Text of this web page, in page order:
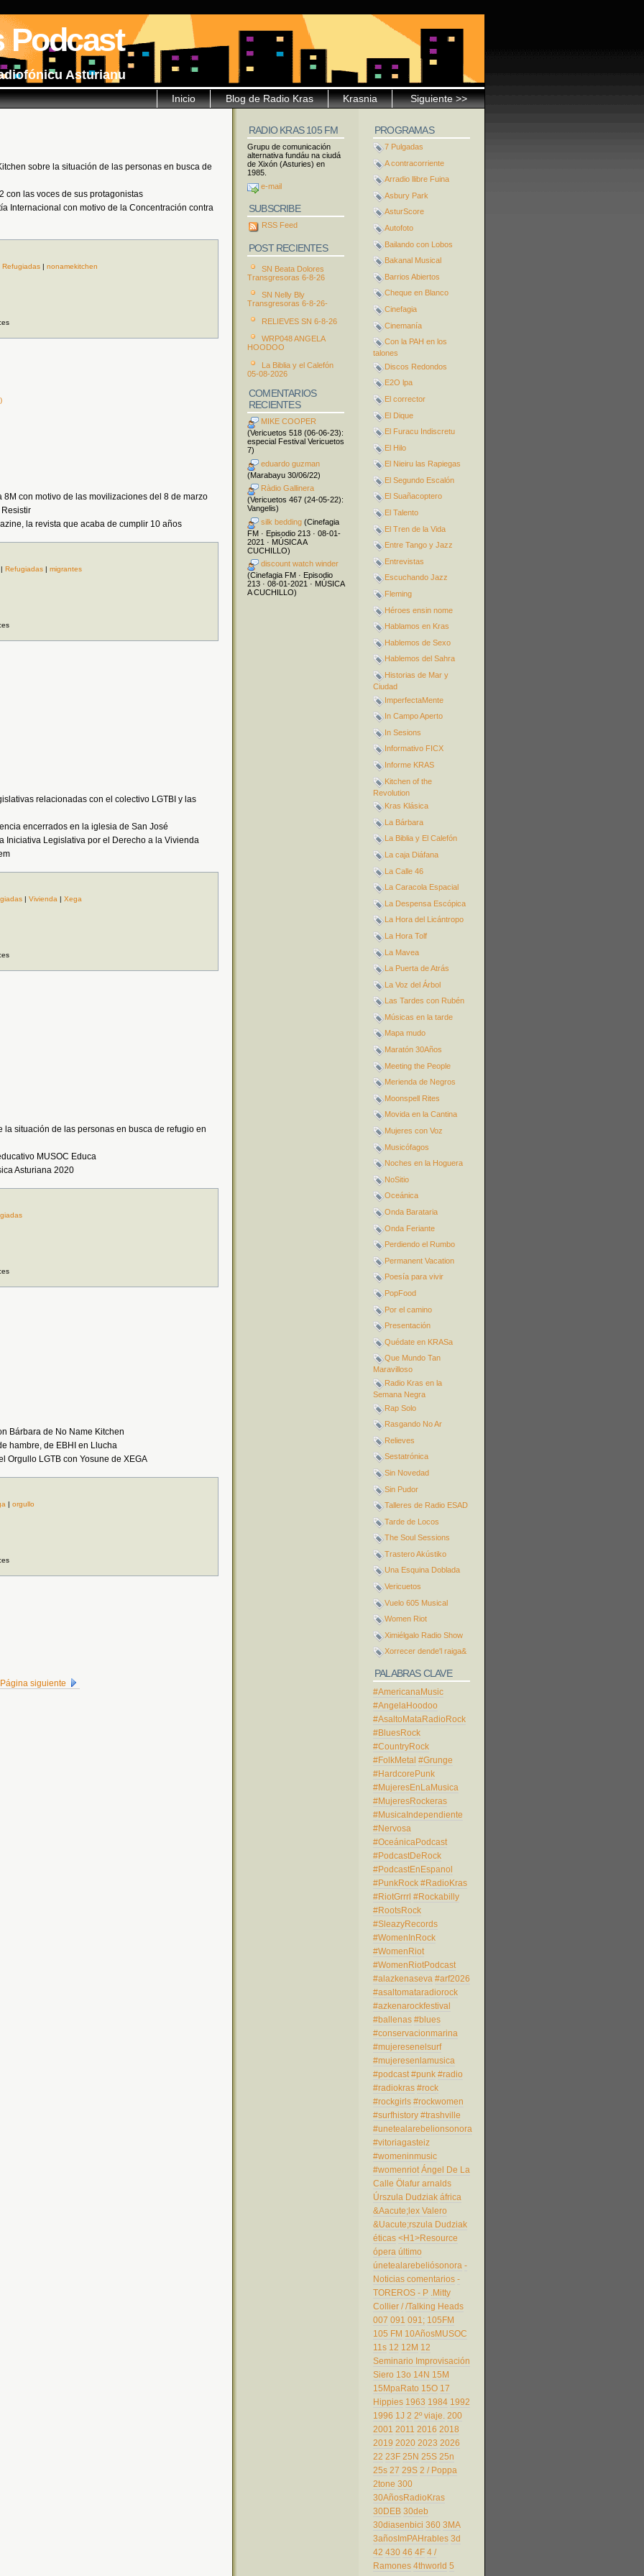
Podcast
Asturianu
Siguiente >>
Krasnia
Blog de Radio Kras
Inicio
sobre la situación de las personas en busca de
con las voces de sus protagonistas
Internacional con motivo de la Concentración contra
Refugiadas | nonamekitchen
8M con motivo de las movilizaciones del 8 de marzo
la revista que acaba de cumplir 10 años
| Refugiadas | migrantes
relacionadas con el colectivo LGTBI y las
encerrados en la iglesia de San José
Iniciativa Legislativa por el Derecho a la Vivienda
| Vivienda | Xega
la situación de las personas en busca de refugio en
MUSOC Educa
Asturiana 2020
Bárbara de No Name Kitchen
hambre, de EBHI en Llucha
Orgullo LGTB con Yosune de XEGA
| orgullo
Página siguiente
PROGRAMAS
7 Pulgadas
A contracorriente
Arradio llibre Fuina
Asbury Park
AsturScore
Autofoto
Bailando con Lobos
Bakanal Musical
Barrios Abiertos
Cheque en Blanco
Cinefagia
Cinemanía
Con la PAH en los
talones
Discos Redondos
E2O lpa
El corrector
El Dique
El Furacu Indiscretu
El Hilo
El Nieiru las Rapiegas
El Segundo Escalón
El Suañacoptero
El Talento
El Tren de la Vida
Entre Tango y Jazz
Entrevistas
Escuchando Jazz
Fleming
Héroes ensin nome
Hablamos en Kras
Hablemos de Sexo
Hablemos del Sahra
Historias de Mar y
Ciudad
ImperfectaMente
In Campo Aperto
In Sesions
Informativo FICX
Informe KRAS
Kitchen of the
Revolution
Kras Klásica
La Bárbara
La Biblia y El Calefón
La caja Diáfana
La Calle 46
La Caracola Espacial
La Despensa Escópica
La Hora del Licántropo
La Hora Tolf
La Mavea
La Puerta de Atrás
La Voz del Árbol
Las Tardes con Rubén
Músicas en la tarde
Mapa mudo
Maratón 30Años
Meeting the People
Merienda de Negros
Moonspell Rites
Movida en la Cantina
Mujeres con Voz
Musicófagos
Noches en la Hoguera
NoSitio
Oceánica
Onda Barataria
Onda Feriante
Perdiendo el Rumbo
Permanent Vacation
Poesía para vivir
PopFood
Por el camino
Presentación
Quédate en KRASa
Que Mundo Tan
Maravilloso
Radio Kras en la
Semana Negra
Rap Solo
Rasgando No Ar
Relieves
Sestatrónica
Sin Novedad
Sin Pudor
Talleres de Radio ESAD
Tarde de Locos
The Soul Sessions
Trastero Akústiko
Una Esquina Doblada
Vericuetos
Vuelo 605 Musical
Women Riot
Ximiélgalo Radio Show
Xorrecer dende'l raiga&
PALABRAS CLAVE
#AmericanaMusic
#AngelaHoodoo
#AsaltoMataRadioRock
#BluesRock
#CountryRock
#FolkMetal #Grunge
#HardcorePunk
#MujeresEnLaMusica
#MujeresRockeras
#MusicaIndependiente
#Nervosa
#OceánicaPodcast
#PodcastDeRock
#PodcastEnEspanol
#PunkRock #RadioKras
#RiotGrrrl #Rockabilly
#RootsRock
#SleazyRecords
#WomenInRock
#WomenRiot
#WomenRiotPodcast
#alazkenaseva #arf2026
#asaltomataradiorock
#azkenarockfestival
#ballenas #blues
#conservacionmarina
#mujeresenelsurf
#mujeresenlamusica
#podcast #punk #radio
#radiokras #rock
#rockgirls #rockwomen
#surfhistory #trashville
#unetealarebelionsonora
#vitoriagasteiz
#womeninmusic
#womenriot Ángel De La
Calle Ölafur arnalds
Úrszula Dudziak áfrica
&Aacute;lex Valero
&Uacute;rszula Dudziak
éticas <H1>Resource
ópera último
únetealarebeliósonora -
Noticias comentarios -
TOREROS - P .Mitty
Collier / /Talking Heads
007 091 091; 105FM
105 FM 10AñosMUSOC
11s 12 12M 12
Seminario Improvisación
Siero 13o 14N 15M
15MpaRato 15O 17
Hippies 1963 1984 1992
1996 1J 2 2º viaje. 200
2001 2011 2016 2018
2019 2020 2023 2026
22 23F 25N 25S 25n
25s 27 29S 2 / Poppa
2tone 300
30AñosRadioKras
30DEB 30deb
30diasenbici 360 3MA
3añosImPAHrables 3d
42 430 46 4F 4 /
Ramones 4thworld 5
RADIO KRAS 105 FM
Grupu de comunicación
alternativa fundáu na ciudá
de Xixón (Asturies) en
1985.
e-mail
SUBSCRIBE
RSS Feed
POST RECIENTES
SN Beata Dolores
Transgresoras 6-8-26
SN Nelly Bly
Transgresoras 6-8-26-
RELIEVES SN 6-8-26
WRP048 ANGELA
HOODOO
La Biblia y el Calefón
05-08-2026
COMENTARIOS
RECIENTES
MIKE COOPER
(Vericuetos 518 (06-06-23):
especial Festival Vericuetos
7)
eduardo guzman
(Marabayu 30/06/22)
Ràdio Gallinera
(Vericuetos 467 (24-05-22):
Vangelis)
silk bedding (Cinefagia
FM · Episodio 213 · 08-01-
2021 · MÚSICA A
CUCHILLO)
discount watch winder
(Cinefagia FM · Episodio
213 · 08-01-2021 · MÚSICA
A CUCHILLO)